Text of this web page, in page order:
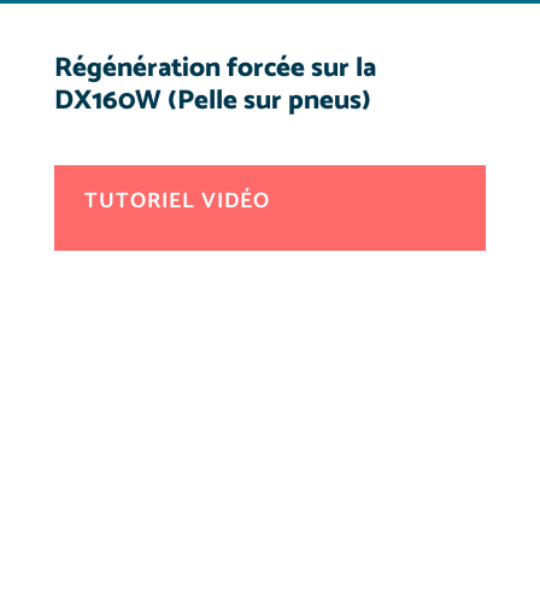
Régénération forcée sur la
DX160W (Pelle sur pneus)
TUTORIEL VIDÉO